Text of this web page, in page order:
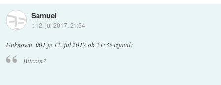
Samuel
:: 12. jul 2017, 21:54
Unknown_001 je 12. jul 2017 ob 21:35izjavil:
Bitcoin?